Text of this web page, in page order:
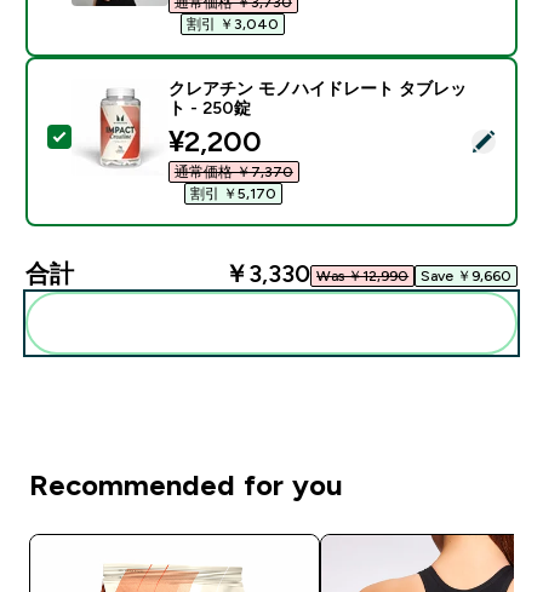
割引 ￥3,040‎
この商品を選択 - クレアチン モノハイドレート タブ
クレアチン モノハイドレート タブレッ
ト - 250錠
discounted price
¥2,200‎
通常価格 ￥7,370‎
割引 ￥5,170‎
合計 ￥3,330‎ Was ￥12,990‎ Save ￥9,660‎
Recommended for you